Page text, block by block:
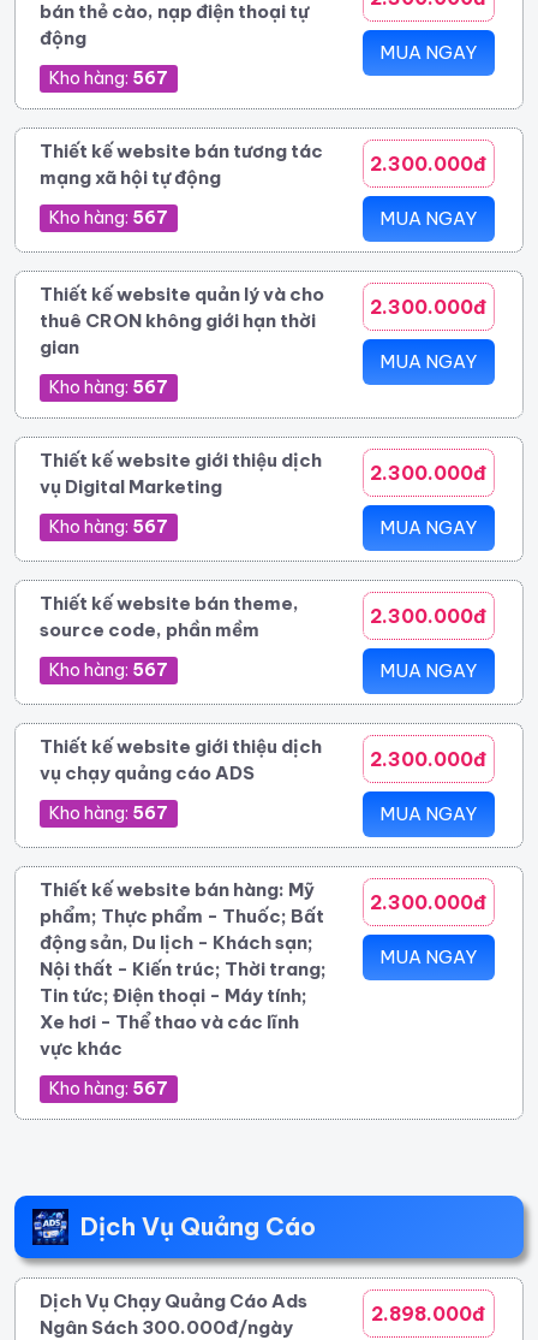
bán thẻ cào, nạp điện thoại tự
động
Kho hàng: 567
MUA NGAY
Thiết kế website bán tương tác
mạng xã hội tự động
Kho hàng: 567
2.300.000đ
MUA NGAY
Thiết kế website quản lý và cho
thuê CRON không giới hạn thời
gian
Kho hàng: 567
2.300.000đ
MUA NGAY
Thiết kế website giới thiệu dịch
vụ Digital Marketing
Kho hàng: 567
2.300.000đ
MUA NGAY
Thiết kế website bán theme,
source code, phần mềm
Kho hàng: 567
2.300.000đ
MUA NGAY
Thiết kế website giới thiệu dịch
vụ chạy quảng cáo ADS
Kho hàng: 567
2.300.000đ
MUA NGAY
Thiết kế website bán hàng: Mỹ
phẩm; Thực phẩm - Thuốc; Bất
động sản, Du lịch - Khách sạn;
Nội thất - Kiến trúc; Thời trang;
Tin tức; Điện thoại - Máy tính;
Xe hơi - Thể thao và các lĩnh
vực khác
Kho hàng: 567
2.300.000đ
MUA NGAY
Dịch Vụ Quảng Cáo
Dịch Vụ Chạy Quảng Cáo Ads
Ngân Sách 300.000đ/ngày
2.898.000đ